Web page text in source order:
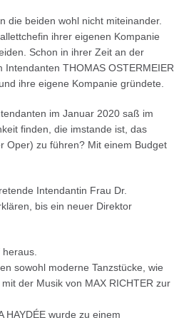
die beiden wohl nicht miteinander.
ihrer eigenen Kompanie
Schon in ihrer Zeit an der
THOMAS OSTERMEIER
ihre eigene Kompanie gründete.
im Januar 2020 saß im
finden, die imstande ist, das
Oper) zu führen? Mit einem Budget
Intendantin Frau Dr.
bis ein neuer Direktor
sowohl moderne Tanzstücke, wie
der Musik von MAX RICHTER zur
HAYDÉE wurde zu einem